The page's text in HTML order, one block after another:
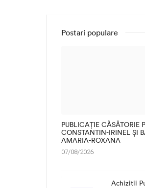
Postari populare
PUBLICAȚIE CĂSĂTORIE
CONSTANTIN-IRINEL ȘI
AMARIA-ROXANA
07/08/2026
Achizitii